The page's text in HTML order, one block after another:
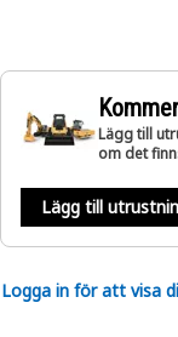
Lägg till
om det
Lägg till
Logga in för att visa